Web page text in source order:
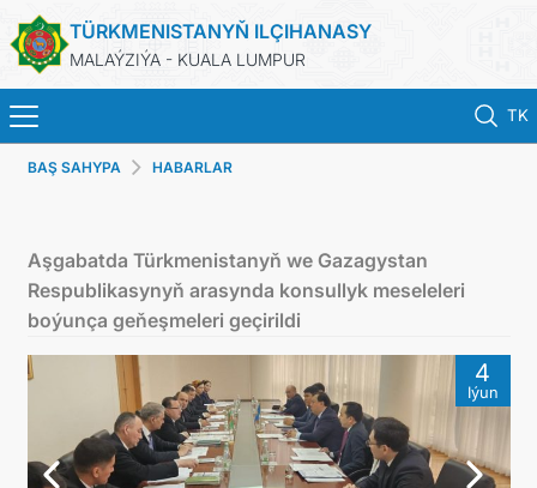
TÜRKMENISTANYŇ ILÇIHANASY
MALAÝZIÝA - KUALA LUMPUR
TK
BAŞ SAHYPA
TÜRKMENISTAN
DIM
BAŞ SAHYPA HABARLAR
Aşgabatda Türkmenistanyň we Gazagystan
Respublikasynyň arasynda konsullyk meseleleri
boýunça geňeşmeleri geçirildi
4
Iýun